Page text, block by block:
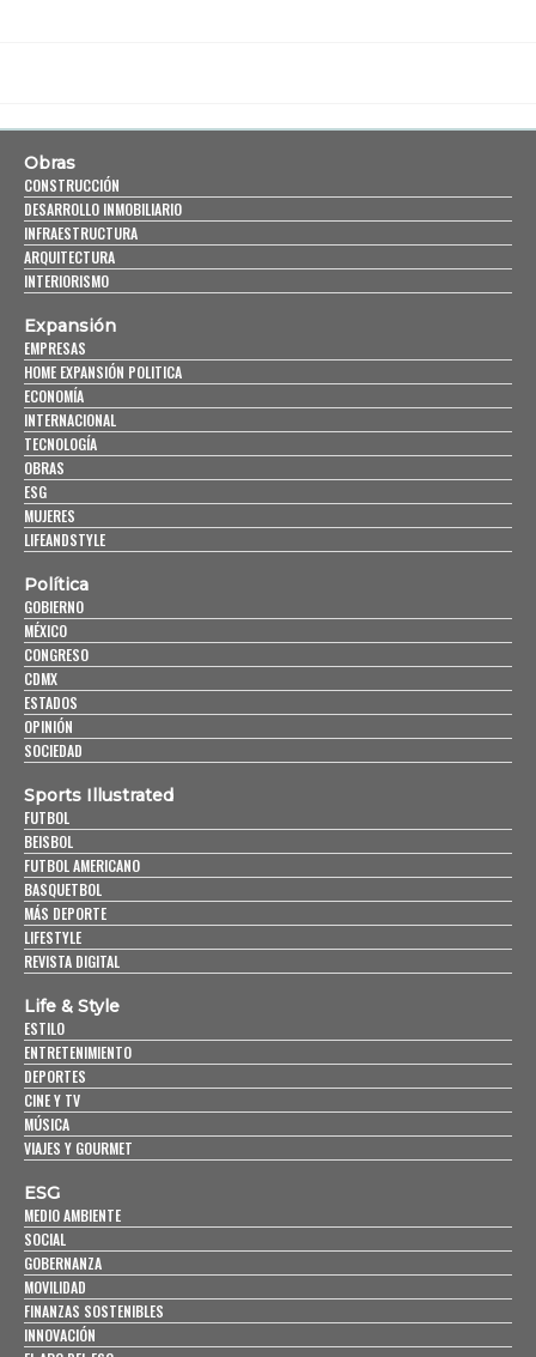
Obras
CONSTRUCCIÓN
DESARROLLO INMOBILIARIO
INFRAESTRUCTURA
ARQUITECTURA
INTERIORISMO
Expansión
EMPRESAS
HOME EXPANSIÓN POLITICA
ECONOMÍA
INTERNACIONAL
TECNOLOGÍA
OBRAS
ESG
MUJERES
LIFEANDSTYLE
Política
GOBIERNO
MÉXICO
CONGRESO
CDMX
ESTADOS
OPINIÓN
SOCIEDAD
Sports Illustrated
FUTBOL
BEISBOL
FUTBOL AMERICANO
BASQUETBOL
MÁS DEPORTE
LIFESTYLE
REVISTA DIGITAL
Life & Style
ESTILO
ENTRETENIMIENTO
DEPORTES
CINE Y TV
MÚSICA
VIAJES Y GOURMET
ESG
MEDIO AMBIENTE
SOCIAL
GOBERNANZA
MOVILIDAD
FINANZAS SOSTENIBLES
INNOVACIÓN